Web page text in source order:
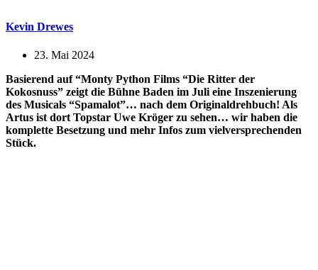
Kevin Drewes
23. Mai 2024
Basierend auf “Monty Python Films “Die Ritter der
Kokosnuss” zeigt die Bühne Baden im Juli eine Inszenierung
des Musicals “Spamalot”… nach dem Originaldrehbuch! Als
Artus ist dort Topstar Uwe Kröger zu sehen… wir haben die
komplette Besetzung und mehr Infos zum vielversprechenden
Stück.